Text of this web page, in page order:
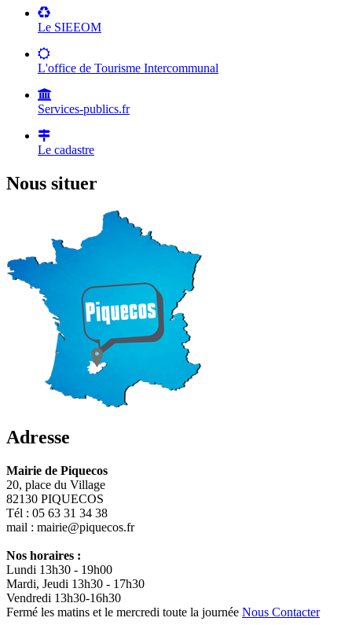
Le SIEEOM
L'office de Tourisme Intercommunal
Services-publics.fr
Le cadastre
Nous situer
Adresse
Mairie de Piquecos
20, place du Village
82130 PIQUECOS
Tél : 05 63 31 34 38
mail : mairie@piquecos.fr
Nos horaires :
Lundi 13h30 - 19h00
Mardi, Jeudi 13h30 - 17h30
Vendredi 13h30-16h30
Fermé les matins et le mercredi toute la journée Nous Contacter